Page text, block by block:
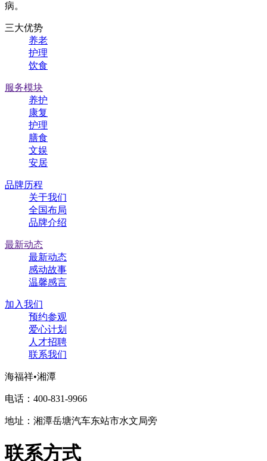
病。
三大优势
养老
护理
饮食
服务模块
养护
康复
护理
膳食
文娱
安居
品牌历程
关于我们
全国布局
品牌介绍
最新动态
最新动态
感动故事
温馨感言
加入我们
预约参观
爱心计划
人才招聘
联系我们
海福祥•湘潭
电话：400-831-9966
地址：湘潭岳塘汽车东站市水文局旁
联系方式